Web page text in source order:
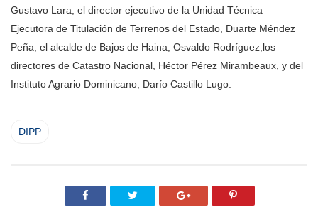
Gustavo Lara; el director ejecutivo de la Unidad Técnica
Ejecutora de Titulación de Terrenos del Estado, Duarte Méndez
Peña; el alcalde de Bajos de Haina, Osvaldo Rodríguez;los
directores de Catastro Nacional, Héctor Pérez Mirambeaux, y del
Instituto Agrario Dominicano, Darío Castillo Lugo.
DIPP